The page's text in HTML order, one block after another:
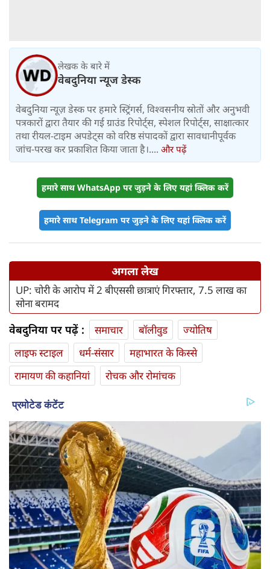
लेखक के बारे में
वेबदुनिया न्यूज डेस्क
वेबदुनिया न्यूज़ डेस्क पर हमारे स्ट्रिंगर्स, विश्वसनीय स्रोतों और अनुभवी
पत्रकारों द्वारा तैयार की गई ग्राउंड रिपोर्ट्स, स्पेशल रिपोर्ट्स, साक्षात्कार
तथा रीयल-टाइम अपडेट्स को वरिष्ठ संपादकों द्वारा सावधानीपूर्वक
जांच-परख कर प्रकाशित किया जाता है।.... और पढ़ें
हमारे साथ WhatsApp पर जुड़ने के लिए यहां क्लिक करें
हमारे साथ Telegram पर जुड़ने के लिए यहां क्लिक करें
अगला लेख
UP: चोरी के आरोप में 2 बीएससी छात्राएं गिरफ्तार, 7.5 लाख का
सोना बरामद
वेबदुनिया पर पढ़ें : समाचार बॉलीवुड
ज्योतिष
लाइफ स्‍टाइल
धर्म-संसार
महाभारत के किस्से
रामायण की कहानियां
रोचक और रोमांचक